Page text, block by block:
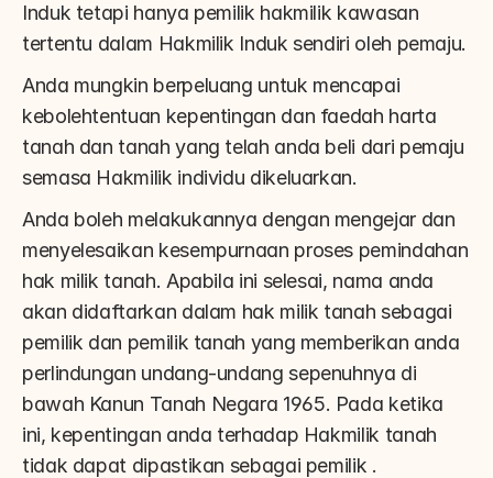
Induk tetapi hanya pemilik hakmilik kawasan
tertentu dalam Hakmilik Induk sendiri oleh pemaju.
Anda mungkin berpeluang untuk mencapai
kebolehtentuan kepentingan dan faedah harta
tanah dan tanah yang telah anda beli dari pemaju
semasa Hakmilik individu dikeluarkan.
Anda boleh melakukannya dengan mengejar dan
menyelesaikan kesempurnaan proses pemindahan
hak milik tanah. Apabila ini selesai, nama anda
akan didaftarkan dalam hak milik tanah sebagai
pemilik dan pemilik tanah yang memberikan anda
perlindungan undang-undang sepenuhnya di
bawah Kanun Tanah Negara 1965. Pada ketika
ini, kepentingan anda terhadap Hakmilik tanah
tidak dapat dipastikan sebagai pemilik .